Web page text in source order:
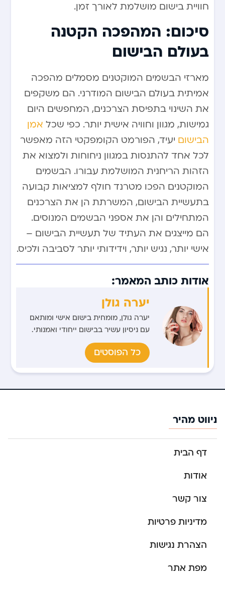
חוויית בישום מושלמת לאורך זמן.
סיכום: המהפכה הקטנה
בעולם הבישום
מארזי הבשמים המוקטנים מסמלים מהפכה
אמיתית בעולם הבישום המודרני. הם משקפים
את השינוי בתפיסת הצרכנים, המחפשים היום
גמישות, מגוון וחוויה אישית יותר. כפי שכל אמן
הבישום יעיד, הפורמט הקומפקטי הזה מאפשר
לכל אחד להתנסות במגוון ניחוחות ולמצוא את
הזהות הריחנית המושלמת עבורו. הבשמים
המוקטנים הפכו מטרנד חולף למציאות קבועה
בתעשיית הבישום, המשרתת הן את הצרכנים
המתחילים והן את אספני הבשמים המנוסים.
הם מייצגים את העתיד של תעשיית הבישום –
אישי יותר, נגיש יותר, וידידותי יותר לסביבה ולכיס.
אודות כותב המאמר:
יערה גולן
יערה גולן, מומחית בישום אישי ומותאם
עם ניסיון עשיר בבישום ייחודי ואמנותי.
כל הפוסטים
ניווט מהיר
דף הבית
אודות
צור קשר
מדיניות פרטיות
הצהרת נגישות
מפת אתר